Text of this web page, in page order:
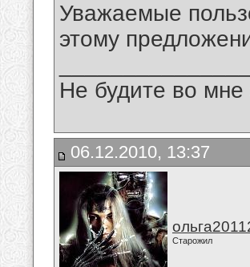
Уважаемые
этому
Не будите во мне
06.12.2010, 13:37
Старожил